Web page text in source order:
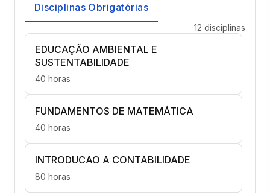
Disciplinas Obrigatórias
12 disciplinas
EDUCAÇÃO AMBIENTAL E
SUSTENTABILIDADE
40 horas
FUNDAMENTOS DE MATEMÁTICA
40 horas
INTRODUCAO A CONTABILIDADE
80 horas